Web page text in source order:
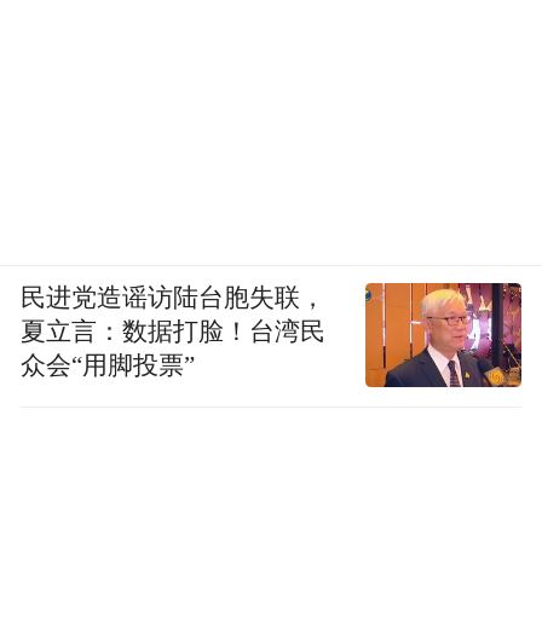
民进党造谣访陆台胞失联，
夏立言：数据打脸！台湾民
众会“用脚投票”